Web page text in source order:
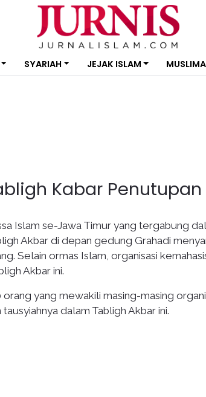
SYARIAH JEJAK ISLAM
Kabar Penutupan
Islam se-Jawa Timur yang tergabung
Akbar di depan gedung Grahadi
Selain ormas Islam, organisasi
Akbar ini.
yang mewakili masing-masing
dalam Tabligh Akbar ini.